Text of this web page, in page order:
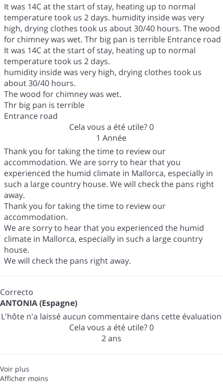
It was 14C at the start of stay, heating up to normal
temperature took us 2 days. humidity inside was very
high, drying clothes took us about 30/40 hours. The wood
for chimney was wet. Thr big pan is terrible Entrance road
It was 14C at the start of stay, heating up to normal
temperature took us 2 days.
humidity inside was very high, drying clothes took us
about 30/40 hours.
The wood for chimney was wet.
Thr big pan is terrible
Entrance road
Cela vous a été utile?0
1 Année
Thank you for taking the time to review our
accommodation. We are sorry to hear that you
experienced the humid climate in Mallorca, especially in
such a large country house. We will check the pans right
away.
Thank you for taking the time to review our
accommodation.
We are sorry to hear that you experienced the humid
climate in Mallorca, especially in such a large country
house.
We will check the pans right away.
Correcto
ANTONIA (Espagne)
L'hôte n'a laissé aucun commentaire dans cette évaluation
Cela vous a été utile?0
2 ans
Voir plus
Afficher moins